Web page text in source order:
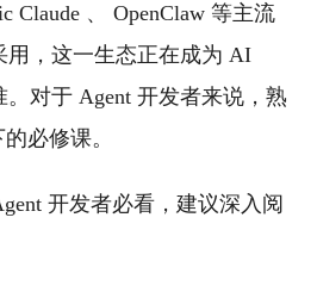
Claude 、 OpenClaw 等主流
用，这一生态正在成为 AI
对于 Agent 开发者来说，熟
必修课。
开发者必看，建议深入阅